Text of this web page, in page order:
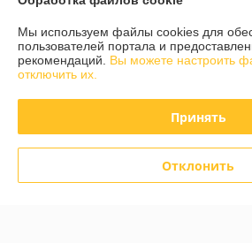
О нас
Контакты
График работы
Мы используем файлы cookies для
пользователей портала и
рекомендаций. Вы можете настроить
отключить их.
Принять
Отклонить